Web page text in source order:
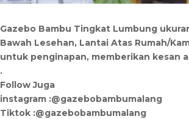
Gazebo Bambu Tingkat Lumbung
Bawah Lesehan, Lantai Atas Rumah/
untuk penginapan, memberikan kesan
.
Follow Juga
instagram :@gazebobambumalang
Tiktok :@gazebobambumalang